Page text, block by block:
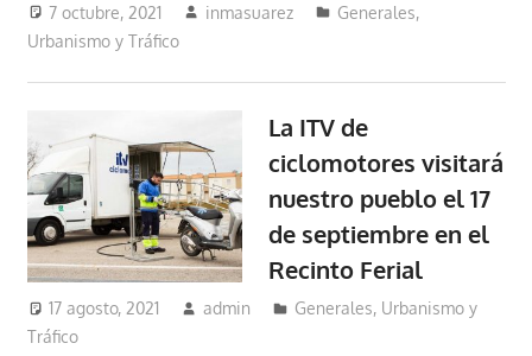
7 octubre, 2021 inmasuarez Generales,
Urbanismo y Tráfico
La ITV de
ciclomotores visitará
nuestro pueblo el 17
de septiembre en el
Recinto Ferial
17 agosto, 2021 admin Generales, Urbanismo y
Tráfico